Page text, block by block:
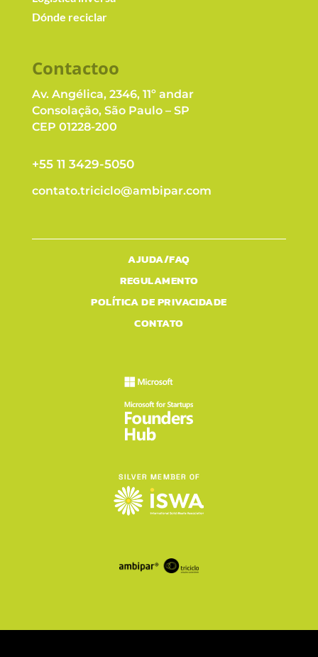
Dónde reciclar
Contactoo
Av. Angélica, 2346, 11º andar
Consolação, São Paulo – SP
CEP 01228-200
+55 11 3429-5050
contato.triciclo@ambipar.com
AJUDA/FAQ
REGULAMENTO
POLÍTICA DE PRIVACIDADE
CONTATO